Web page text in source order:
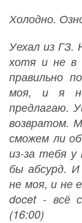
Холодно.
Уехал из
хотя и не в
правильно
моя, и я
предлагаю.
возвратом.
сможем ли
из-за тебя
бы абсурд.
не моя, и не
docet - всё
(16:00)